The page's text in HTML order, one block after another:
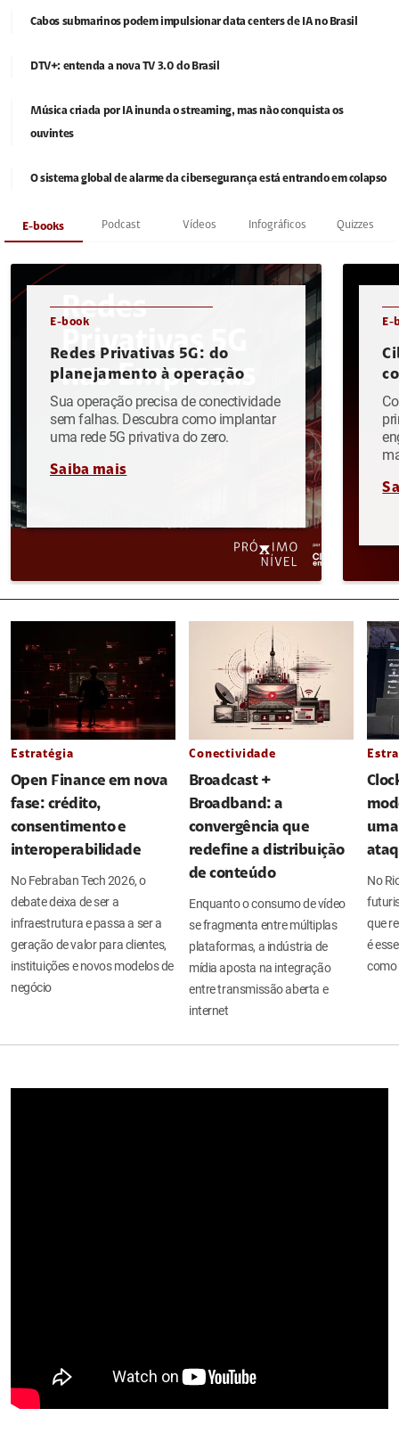
Cabos submarinos podem impulsionar data centers de IA no Brasil
DTV+: entenda a nova TV 3.0 do Brasil
Música criada por IA inunda o streaming, mas não conquista os
ouvintes
O sistema global de alarme da cibersegurança está entrando em colapso
E-books Podcast Vídeos Infográficos Quizzes
E-book
Redes Privativas 5G: do
planejamento à operação
Sua operação precisa de conectividade
sem falhas. Descubra como implantar
uma rede 5G privativa do zero.
Saiba mais
E-
Estratégia
Open Finance em nova
fase: crédito,
consentimento e
interoperabilidade
No Febraban Tech 2026, o
debate deixa de ser a
infraestrutura e passa a ser a
geração de valor para clientes,
instituições e novos modelos de
negócio
Conectividade
Broadcast +
Broadband: a
convergência que
redefine a distribuição
de conteúdo
Enquanto o consumo de vídeo
se fragmenta entre múltiplas
plataformas, a indústria de
mídia aposta na integração
entre transmissão aberta e
internet
No
que
é
como